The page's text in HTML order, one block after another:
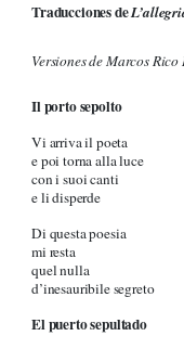
Traducciones de
Versiones de Marcos
Il porto sepolto
Vi arriva il poeta
e poi torna alla luce
con i suoi canti
e li disperde
Di questa poesia
mi resta
quel nulla
d’inesauribile segreto
El puerto sepultado